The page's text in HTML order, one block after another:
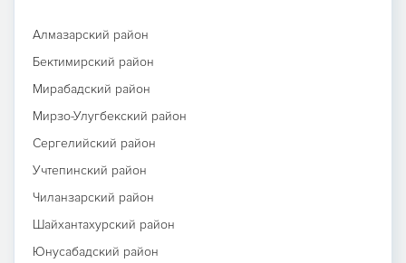
Алмазарский район
Бектимирский район
Мирабадский район
Мирзо-Улугбекский район
Сергелийский район
Учтепинский район
Чиланзарский район
Шайхантахурский район
Юнусабадский район